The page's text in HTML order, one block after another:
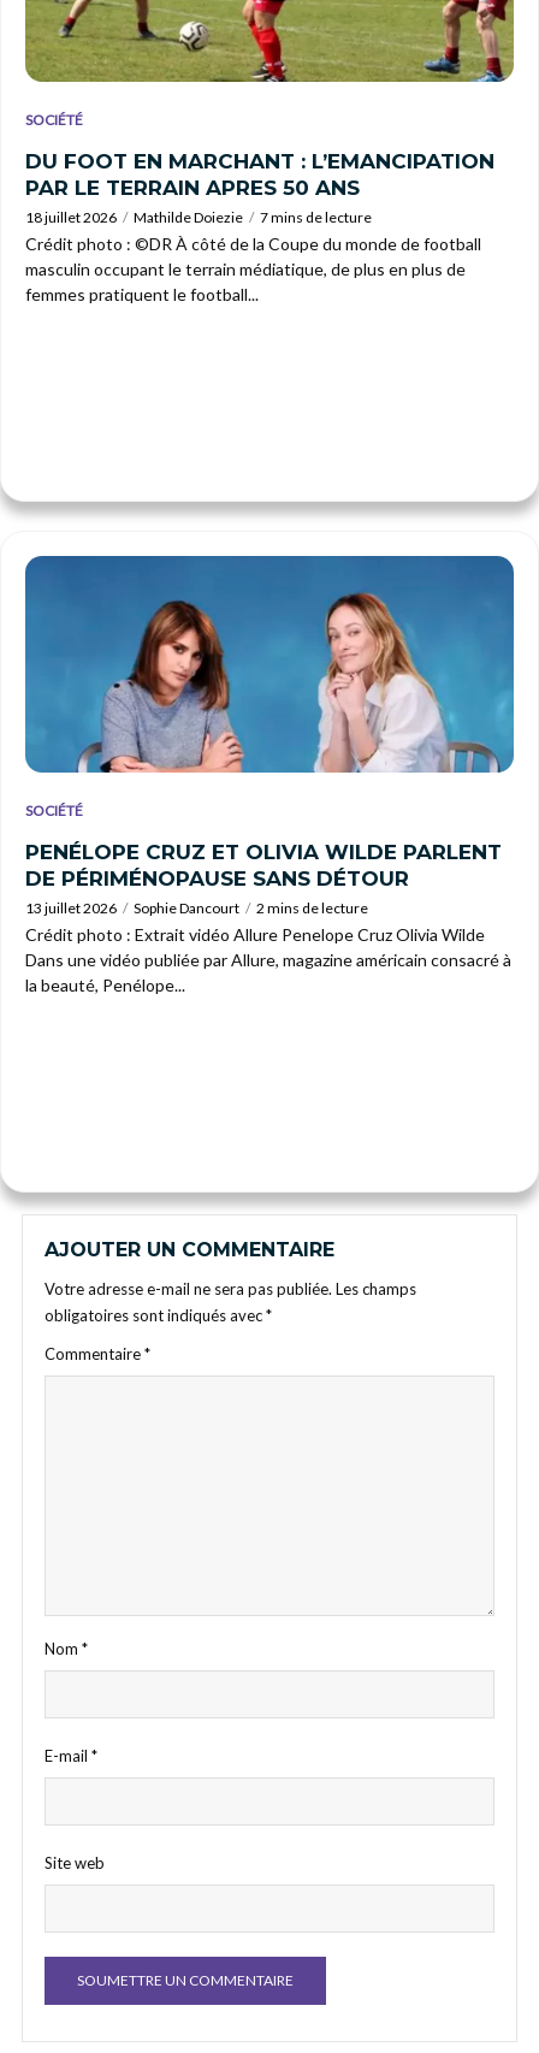
SOCIÉTÉ
DU FOOT EN MARCHANT : L’EMANCIPATION
PAR LE TERRAIN APRES 50 ANS
18 juillet 2026 Mathilde Doiezie 7 mins de lecture
Crédit photo : ©DR À côté de la Coupe du monde de football
masculin occupant le terrain médiatique, de plus en plus de
femmes pratiquent le football...
SOCIÉTÉ
PENÉLOPE CRUZ ET OLIVIA WILDE PARLENT
DE PÉRIMÉNOPAUSE SANS DÉTOUR
13 juillet 2026 Sophie Dancourt 2 mins de lecture
Crédit photo : Extrait vidéo Allure Penelope Cruz Olivia Wilde
Dans une vidéo publiée par Allure, magazine américain consacré à
la beauté, Penélope...
AJOUTER UN COMMENTAIRE
Votre adresse e-mail ne sera pas publiée. Les champs
obligatoires sont indiqués avec*
Commentaire*
Nom *
E-mail *
Site web